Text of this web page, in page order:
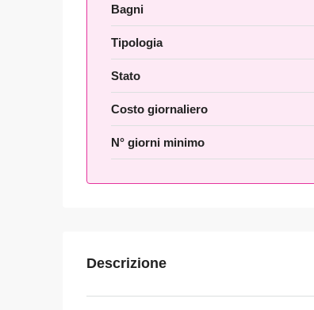
Bagni
Tipologia
Stato
Costo giornaliero
N° giorni minimo
Descrizione